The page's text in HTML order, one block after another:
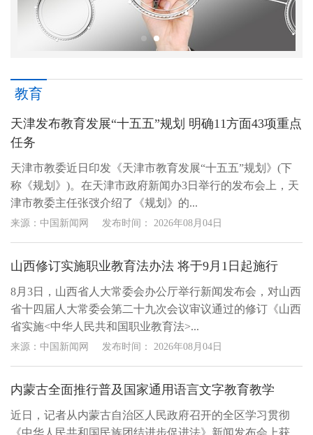
教育
天津发布教育发展“十五五”规划 明确11方面43项重点
任务
天津市教委近日印发《天津市教育发展“十五五”规划》(下
称《规划》)。在天津市政府新闻办3日举行的发布会上，天
津市教委主任张弢介绍了《规划》的...
来源：中国新闻网 发布时间： 2026年08月04日
山西修订实施职业教育法办法 将于9月1日起施行
8月3日，山西省人大常委会办公厅举行新闻发布会，对山西
省十四届人大常委会第二十九次会议审议通过的修订《山西
省实施<中华人民共和国职业教育法>...
来源：中国新闻网 发布时间： 2026年08月04日
内蒙古全面推行普及国家通用语言文字教育教学
近日，记者从内蒙古自治区人民政府召开的全区学习贯彻